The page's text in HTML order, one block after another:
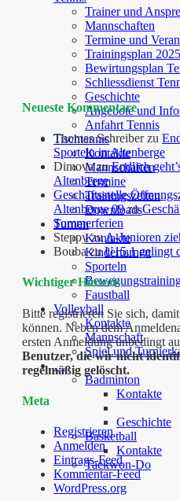
Trainer und
Mannschaften
Termine und
Trainingsplan 2025
Bewirtungsplan
Schliessdienst
Geschichte
Angebote und
Anfahrt Tennis
Tischtennis
Kontakte
Mannschaften
Termine
Trainingszeiten
Downloads
Turnen
Kontakte
Kinderturnen
Sporteln
Faustball
Volleyball
Kontakte
Mannschaft
Spiel und
…
Badminton
Kontakte
Geschichte
Basketball
Kontakte
Taekwon-Do
Neueste Kommentare
Thomas Schreiberzu
Sporteln in Altenberge
DimovazuEndlich
Altenberge
Geschäftsstelle
Altenberge 09zu
Sommerferien
SteppyzuA-Junioren
BoubazuU15.1 gelingt
Wichtiger Hinweis
Bitte registrieren Sie sich,
können. Neben dem
ersten Anmeldung unbedingt
Benutzer, die wir nicht
regelmäßig gelöscht.
Meta
Registrieren
Anmelden
Eintrags-Feed
Kommentar-Feed
WordPress.org